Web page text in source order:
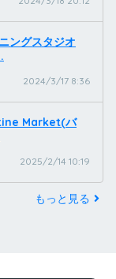
ングスタジオ
2024/3/17 8:36
Market(バ
2025/2/14 10:19
もっと見る